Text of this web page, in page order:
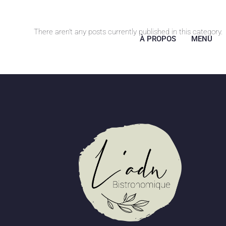
À PROPOS MENU
There aren't any posts currently published in this category.